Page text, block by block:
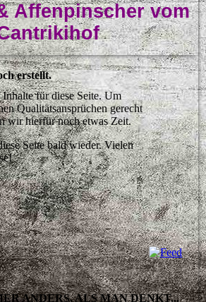
Affenpinscher vom
erstellt.
für diese Seite. Um
Qualitätsansprüchen gerecht
wir hierfür noch etwas Zeit.
Seite bald wieder. Vielen
ANDERS, ALS MAN DENKT...